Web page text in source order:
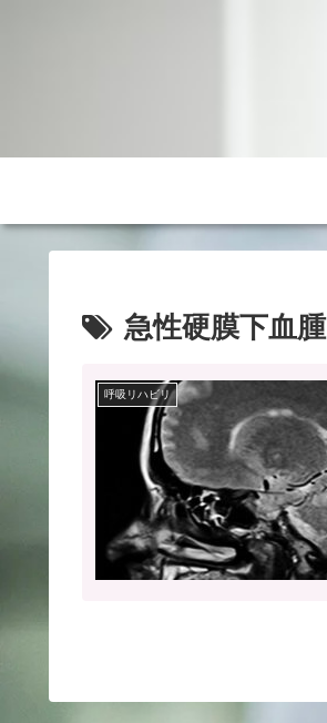
急性硬膜下血腫
呼吸リハビリ